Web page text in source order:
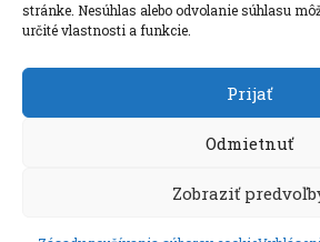
stránke. Nesúhlas alebo odvolanie súhlasu
určité vlastnosti a funkcie.
Prijať
Odmietnuť
Zobraziť
+421 (0) 52/442 51
Rímskokatolícka cirkev,